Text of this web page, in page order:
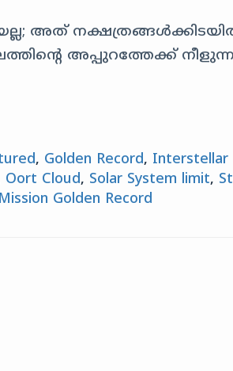
അത്
അപ്പുറത്തേക്ക്
, Golden Record, Interstellar
Oort Cloud, Solar System limit,
Golden Record